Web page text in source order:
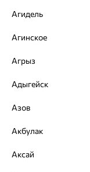
Агидель
Агинское
Агрыз
Адыгейск
Азов
Акбулак
Аксай